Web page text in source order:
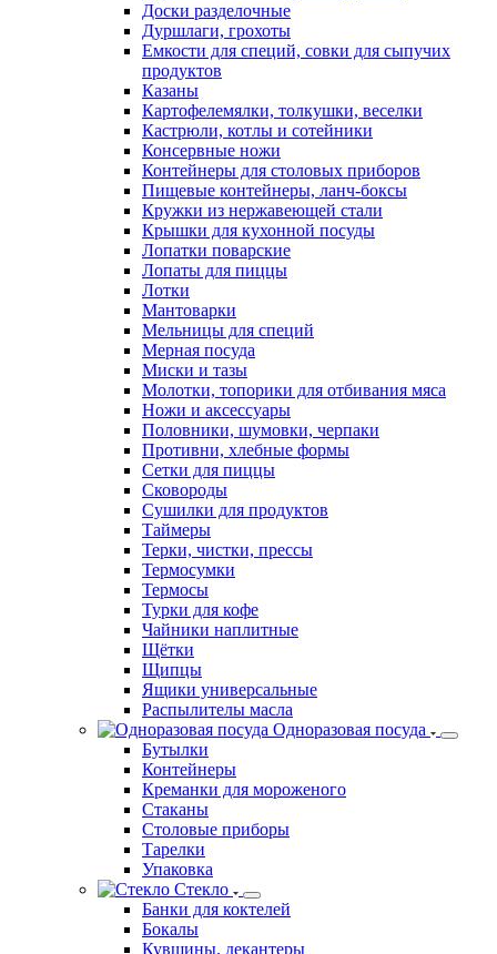
Кухонный инвентарь
Диспенсеры для соуса
Вилки, ложки раздаточные
Воронки
Гастроемкости
Держатели инвентаря и подставки
Доски разделочные
Дуршлаги, грохоты
Емкости для специй, совки для сыпучих
продуктов
Казаны
Картофелемялки, толкушки, веселки
Кастрюли, котлы и сотейники
Консервные ножи
Контейнеры для столовых приборов
Пищевые контейнеры, ланч-боксы
Кружки из нержавеющей стали
Крышки для кухонной посуды
Лопатки поварские
Лопаты для пиццы
Лотки
Мантоварки
Мельницы для специй
Мерная посуда
Миски и тазы
Молотки, топорики для отбивания мяса
Ножи и аксессуары
Половники, шумовки, черпаки
Противни, хлебные формы
Сетки для пиццы
Сковороды
Сушилки для продуктов
Таймеры
Терки, чистки, прессы
Термосумки
Термосы
Турки для кофе
Чайники наплитные
Щётки
Щипцы
Ящики универсальные
Распылителы масла
Бутылки
Контейнеры
Креманки для мороженого
Стаканы
Столовые приборы